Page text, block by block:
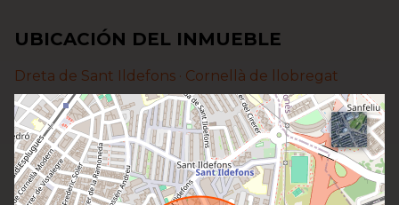
UBICACIÓN DEL INMUEBLE
Dreta de Sant Ildefons · Cornellà de llobregat